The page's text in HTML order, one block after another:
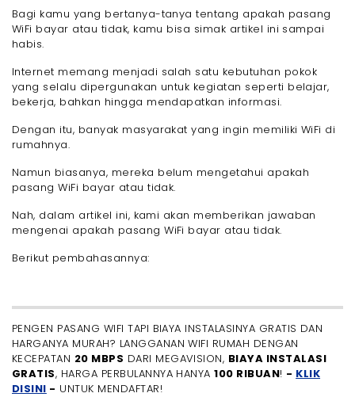
- 2. MyRepublic
- 3. Oxygen
- 1. Bagaimana cara pasang WiFi di rumah?
Bagi kamu yang bertanya-tanya tentang apakah pasang
WiFi bayar atau tidak, kamu bisa simak artikel ini sampai
habis.
Internet memang menjadi salah satu kebutuhan pokok
yang selalu dipergunakan untuk kegiatan seperti belajar,
bekerja, bahkan hingga mendapatkan informasi.
Dengan itu, banyak masyarakat yang ingin memiliki WiFi di
rumahnya.
Namun biasanya, mereka belum mengetahui apakah
pasang WiFi bayar atau tidak.
Nah, dalam artikel ini, kami akan memberikan jawaban
mengenai apakah pasang WiFi bayar atau tidak.
Berikut pembahasannya:
PENGEN PASANG WIFI TAPI BIAYA INSTALASINYA GRATIS DAN
HARGANYA MURAH? LANGGANAN WIFI RUMAH DENGAN
KECEPATAN 20 MBPS DARI MEGAVISION, BIAYA INSTALASI
GRATIS, HARGA PERBULANNYA HANYA100 RIBUAN! - KLIK
DISINI - UNTUK MENDAFTAR!